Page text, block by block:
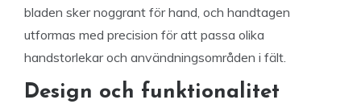
bladen sker noggrant för hand, och handtagen
utformas med precision för att passa olika
handstorlekar och användningsområden i fält.
Design och funktionalitet